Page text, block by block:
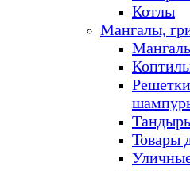
Котлы
Мангалы,
Товары